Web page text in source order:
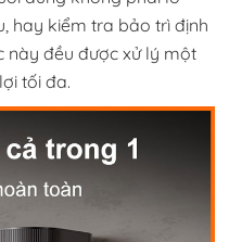
hay kiểm tra bảo trì định
này đều được xử lý một
tối đa.